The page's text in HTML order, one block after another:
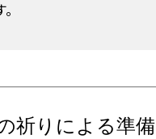
祈りによる準備